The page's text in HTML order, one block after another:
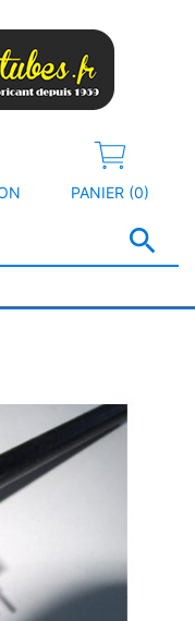

PANIER (0)